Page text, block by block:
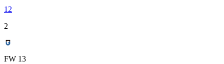
12
2
FW 13